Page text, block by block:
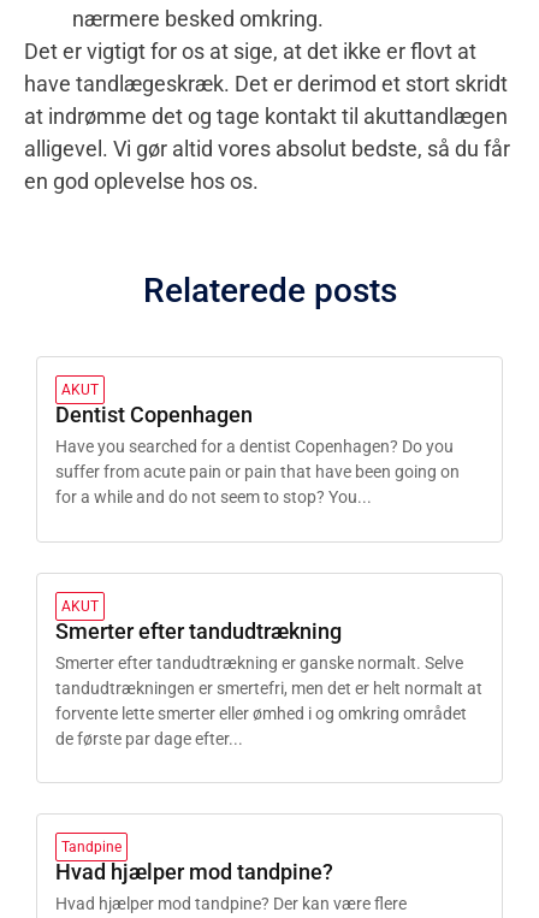
nærmere besked omkring.
Det er vigtigt for os at sige, at det ikke er flovt at
have tandlægeskræk. Det er derimod et stort skridt
at indrømme det og tage kontakt til akuttandlægen
alligevel. Vi gør altid vores absolut bedste, så du får
en god oplevelse hos os.
Relaterede posts
AKUT
Dentist Copenhagen
Have you searched for a dentist Copenhagen? Do you
suffer from acute pain or pain that have been going on
for a while and do not seem to stop? You...
AKUT
Smerter efter tandudtrækning
Smerter efter tandudtrækning er ganske normalt. Selve
tandudtrækningen er smertefri, men det er helt normalt at
forvente lette smerter eller ømhed i og omkring området
de første par dage efter...
Tandpine
Hvad hjælper mod tandpine?
Hvad hjælper mod tandpine? Der kan være flere